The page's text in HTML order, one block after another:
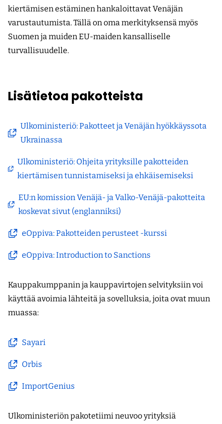
kiertämisen estäminen hankaloittavat Venäjän
varustautumista. Tällä on oma merkityksensä myös
Suomen ja muiden EU-maiden kansalliselle
turvallisuudelle.
Lisätietoa pakotteista
Ulkoministeriö: Pakotteet ja Venäjän hyökkäyssota
Ukrainassa
(avautuu
ikkunaan,
siirryt
toiseen
palveluun)
Ulkoministeriö: Ohjeita yrityksille pakotteiden
kiertämisen tunnistamiseksi ja ehkäisemiseksi
(avautuu
ikkunaan,
siirryt
toiseen
EU:n komission Venäjä- ja Valko-Venäjä-pakotteita
koskevat sivut (englanniksi)
(avautuu
ikkunaan,
siirryt
palveluun)
eOppiva: Pakotteiden perusteet -kurssi
(avautuu
uuteen
siirryt
toiseen
palveluun)
eOppiva: Introduction to Sanctions
(avautuu
ikkunaan,
siirryt
toiseen
Kauppakumppanin ja kauppavirtojen selvityksiin voi
käyttää avoimia lähteitä ja sovelluksia, joita ovat muun
muassa:
Sayari
(avautuu
uuteen
siirryt
palveluun)
Orbis
(avautuu
uuteen
siirryt
ImportGenius
(avautuu
ikkunaan,
Ulkoministeriön pakotetiimi neuvoo yrityksiä